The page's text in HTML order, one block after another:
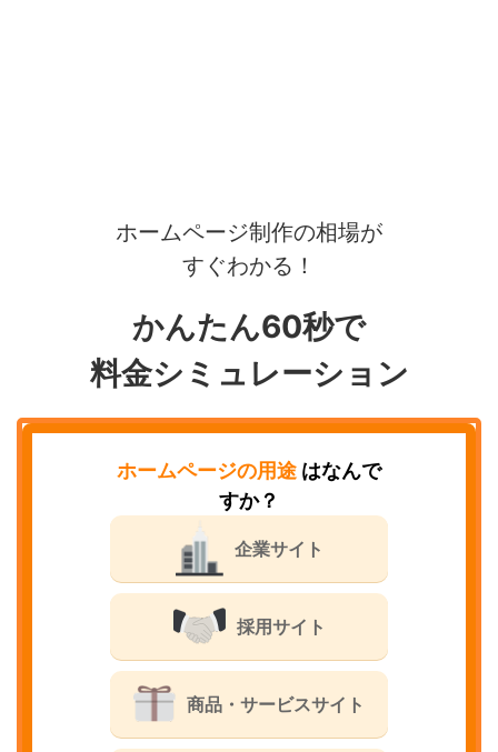
ホームページ制作の相場が
すぐわかる！
かんたん60秒で
料金シミュレーション
ホームページの用途 はなんで
すか？
企業サイト
採用サイト
商品・サービスサイト